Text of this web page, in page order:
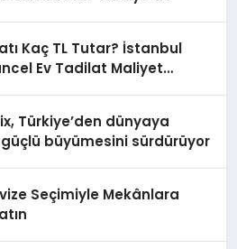
Kaç TL Tutar? İstanbul
Ev Tadilat Maliyet
Türkiye’den dünyaya
büyümesini sürdürüyor
Seçimiyle Mekânlara